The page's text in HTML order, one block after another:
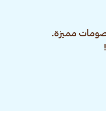
مميزة.